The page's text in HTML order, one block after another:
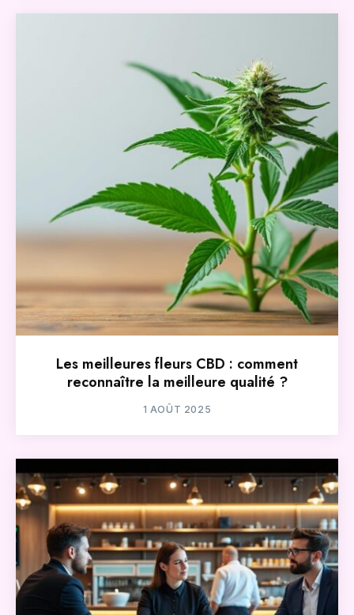
Les meilleures fleurs CBD : comment
reconnaître la meilleure qualité ?
1 AOÛT 2025